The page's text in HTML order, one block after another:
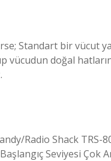
Standart bir vücut
vücudun doğal
Radio Shack TRS-
​​Seviyesi Çok